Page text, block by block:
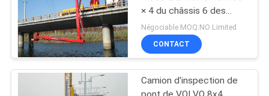
× 4 du châssis 6 des
unités DONGFENG
d'inspection de pont en
équipement d'Access de
Négociable MOQ:NO Limited
CONTACT
Camion d'inspection de